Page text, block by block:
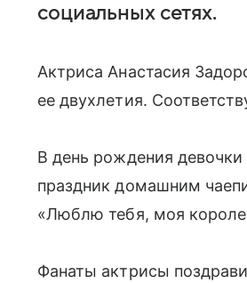
социальных сетях.
Актриса Анастасия
ее двухлетия.
В день рождения
праздник домашним
«Люблю тебя, моя
Фанаты актрисы